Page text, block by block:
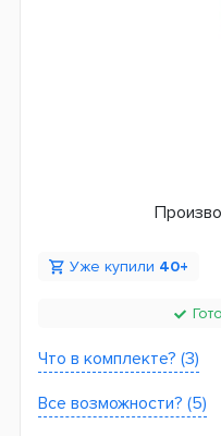
Уже купили 40+
Что в комплекте? (3)
Все возможности? (5)